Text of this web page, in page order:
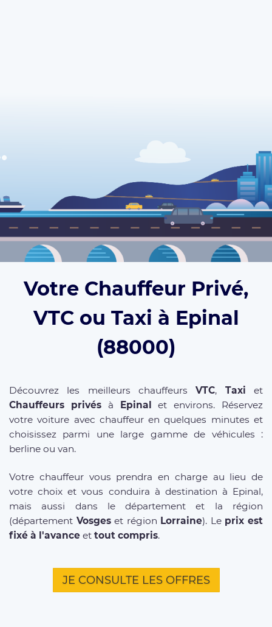
Votre Chauffeur Privé,
VTC ou Taxi à Epinal
(88000)
Découvrez les meilleurs chauffeursVTC, Taxi et
Chauffeurs privésà Epinal
et environs. Réservez
votre voiture avec chauffeur en quelques minutes et
choisissez parmi une large gamme de véhicules :
berline ou van.
Votre chauffeur vous prendra en charge au lieu de
votre choix et vous conduira à destination à Epinal,
mais aussi dans le département et la région
(département Vosgeset région Lorraine). Le prix est
fixé à l'avance et tout compris.
JE CONSULTE LES OFFRES